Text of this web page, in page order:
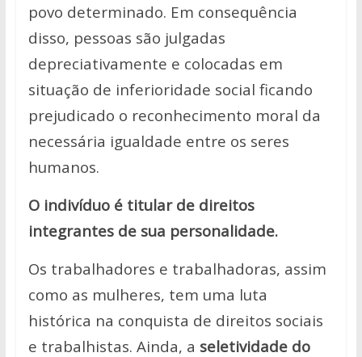
povo determinado. Em consequência
disso, pessoas são julgadas
depreciativamente e colocadas em
situação de inferioridade social ficando
prejudicado o reconhecimento moral da
necessária igualdade entre os seres
humanos.
O indivíduo é titular de direitos
integrantes de sua personalidade.
Os trabalhadores e trabalhadoras, assim
como as mulheres, tem uma luta
histórica na conquista de direitos sociais
e trabalhistas. Ainda, a seletividade do